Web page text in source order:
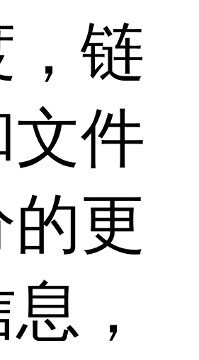
链
件
更
，